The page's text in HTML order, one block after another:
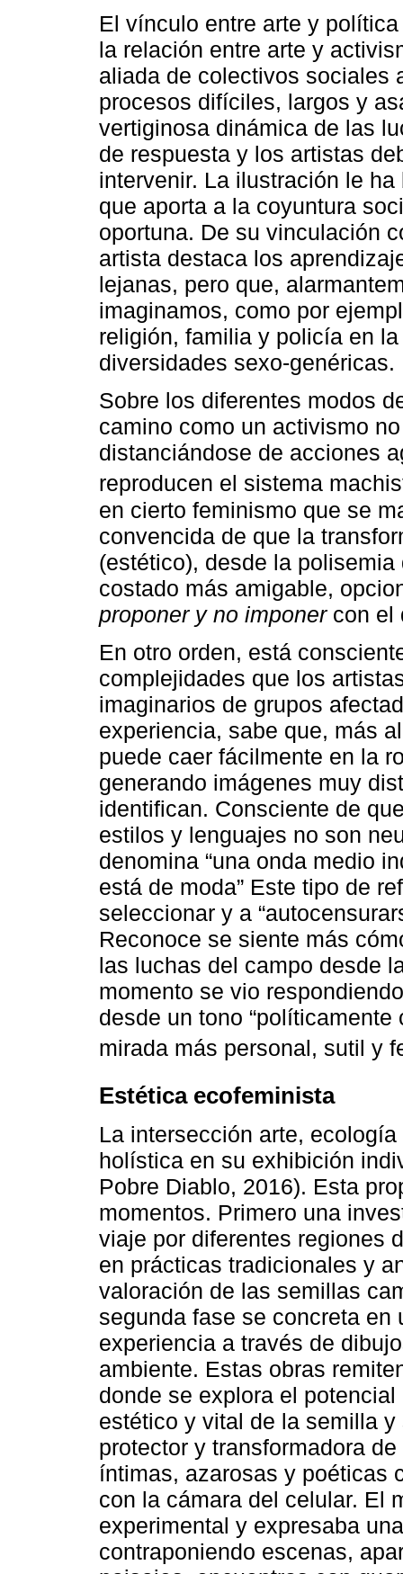
El vínculo entre arte y
la relación entre arte y
aliada de colectivos sociales
procesos difíciles, largos y
vertiginosa dinámica de las
de respuesta y los artistas
intervenir. La ilustración le
que aporta a la coyuntura
oportuna. De su vinculación
artista destaca los
lejanas, pero que,
imaginamos, como por
religión, familia y policía en
diversidades sexo-genéricas.
Sobre los diferentes modos
camino como un activismo
distanciándose de acciones
reproducen el sistema
en cierto feminismo que se
convencida de que la
(estético), desde la
costado más amigable,
proponer y no imponercon el
En otro orden, está
complejidades que los
imaginarios de grupos
experiencia, sabe que, más
puede caer fácilmente en la
generando imágenes muy
identifican. Consciente de
estilos y lenguajes no son
denomina “una onda medio
está de moda” Este tipo de
seleccionar y a
Reconoce se siente más
las luchas del campo desde
momento se vio
desde un tono
mirada más personal, sutil y
Estética ecofeminista
La intersección arte,
holística en su exhibición
Pobre Diablo, 2016). Esta
momentos. Primero una
viaje por diferentes regiones
en prácticas tradicionales y
valoración de las semillas
segunda fase se concreta
experiencia a través de
ambiente. Estas obras
donde se explora el
estético y vital de la semilla
protector y transformadora
íntimas, azarosas y poéticas
con la cámara del celular. El
experimental y expresaba
contraponiendo escenas,